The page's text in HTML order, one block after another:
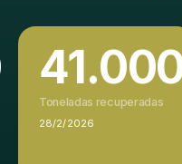
Toneladas recuperadas
28/2/2026